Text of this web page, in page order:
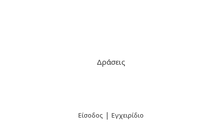
Δράσεις
Είσοδος | Εγχειρίδιο